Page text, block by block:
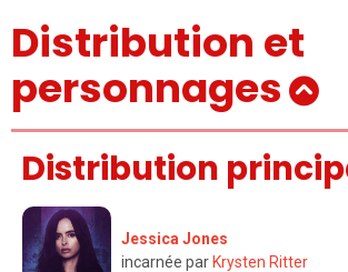
Distribution et
personnages
Distribution
Jessica Jones
incarnée par Krysten Ritter